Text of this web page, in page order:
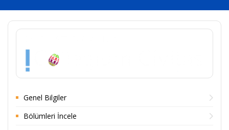
Genel Bilgiler
Bölümleri İncele